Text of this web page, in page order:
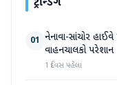
ટ્રેન્ડિંગ
01 નેનાવા-સાંચોર
વાહનચાલકો પરેશાન
1 દિવસ પહેલા